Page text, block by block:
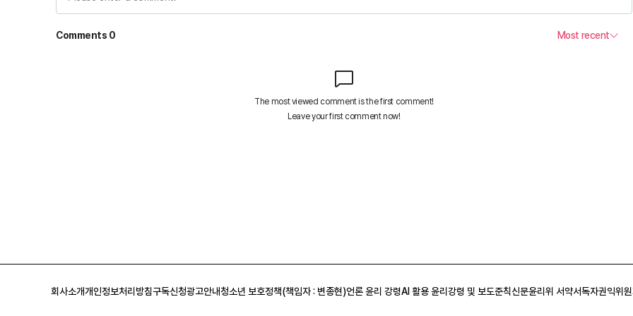
회사소개개인정보처리방침구독신청광고안내청소년 보호정책(책임자 : 변종현)언론 윤리 강령AI 활용 윤리강령 및 보도준칙신문윤리위 서약서독자권익위